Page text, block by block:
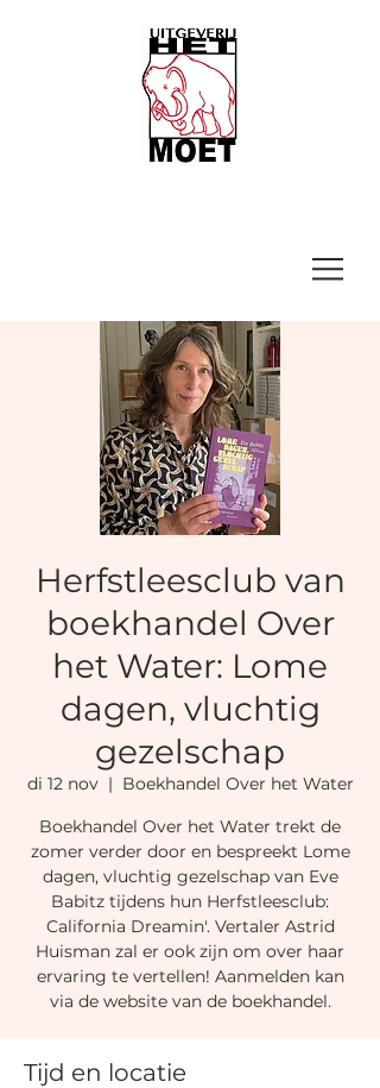
Herfstleesclub van
boekhandel Over
het Water: Lome
dagen, vluchtig
gezelschap
di 12 nov
  |
Boekhandel Over het Water
Boekhandel Over het Water trekt de
zomer verder door en bespreekt Lome
dagen, vluchtig gezelschap van Eve
Babitz tijdens hun Herfstleesclub:
California Dreamin'. Vertaler Astrid
Huisman zal er ook zijn om over haar
ervaring te vertellen! Aanmelden kan
via de website van de boekhandel.
Tijd en locatie